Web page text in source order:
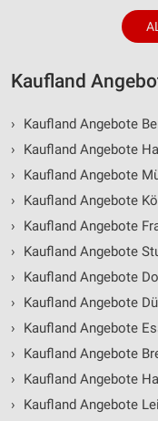
Kaufland
›
Kaufland Angebote
›
Kaufland Angebote
›
Kaufland Angebote
›
Kaufland Angebote
›
Kaufland Angebote
›
Kaufland Angebote
›
Kaufland Angebote
›
Kaufland Angebote
›
Kaufland Angebote
›
Kaufland Angebote
›
Kaufland Angebote
›
Kaufland Angebote